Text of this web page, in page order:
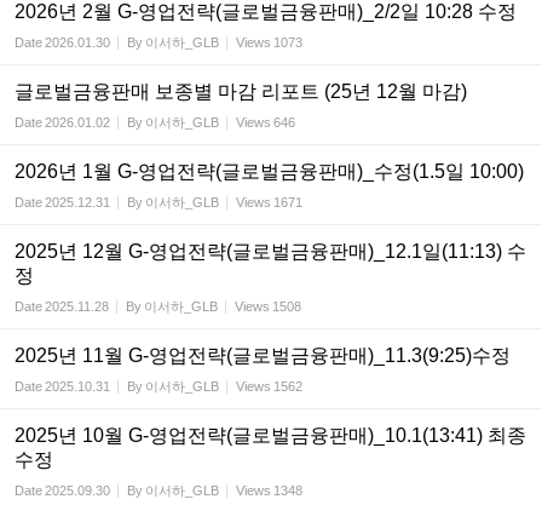
2026년 2월 G-영업전략(글로벌금융판매)_2/2일 10:28 수정
Date2026.01.30 By 이서하_GLB Views 1073
글로벌금융판매 보종별 마감 리포트 (25년 12월 마감)
Date2026.01.02 By 이서하_GLB Views 646
2026년 1월 G-영업전략(글로벌금융판매)_수정(1.5일 10:00)
Date2025.12.31 By 이서하_GLB Views 1671
2025년 12월 G-영업전략(글로벌금융판매)_12.1일(11:13) 수
정
Date2025.11.28 By 이서하_GLB Views 1508
2025년 11월 G-영업전략(글로벌금융판매)_11.3(9:25)수정
Date2025.10.31 By 이서하_GLB Views 1562
2025년 10월 G-영업전략(글로벌금융판매)_10.1(13:41) 최종
수정
Date2025.09.30 By 이서하_GLB Views 1348